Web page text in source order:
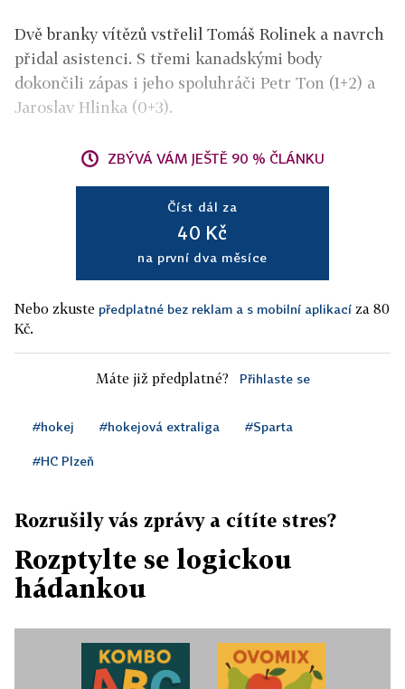
Dvě branky vítězů vstřelil Tomáš Rolinek a navrch
přidal asistenci. S třemi kanadskými body
dokončili zápas i jeho spoluhráči Petr Ton (1+2) a
Jaroslav Hlinka (0+3).
ZBÝVÁ VÁM JEŠTĚ 90 % ČLÁNKU
Číst dál za
40 Kč
na první dva měsíce
Nebo zkuste předplatné bez reklam a s mobilní aplikací za 80
Kč.
Máte již předplatné? Přihlaste se
#hokej #hokejová extraliga #Sparta
#HC Plzeň
Rozrušily vás zprávy a cítíte stres?
Rozptylte se logickou
hádankou